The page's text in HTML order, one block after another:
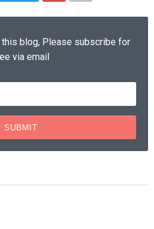
blog, Please subscribe for
via email